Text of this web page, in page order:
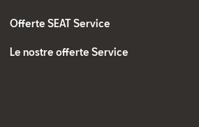
Offerte SEAT Service
Le nostre offerte Service